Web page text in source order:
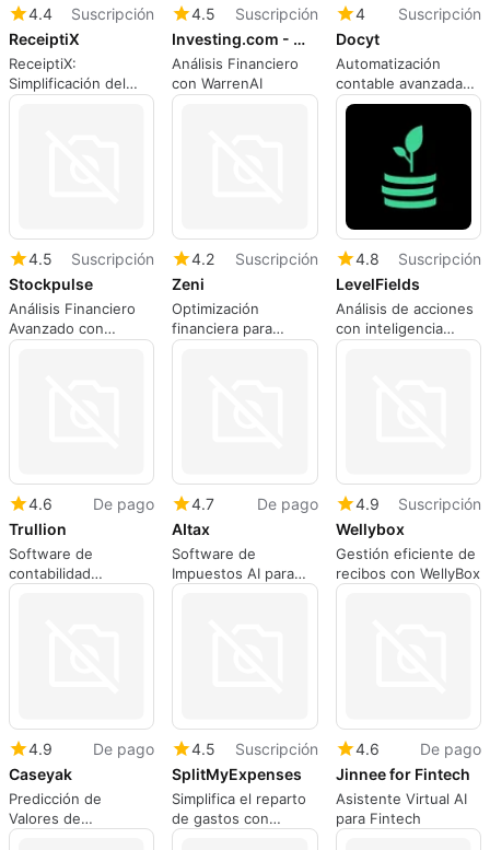
4.4
Suscripción
ReceiptiX
ReceiptiX:
Simplificación del
seguimiento de
4.5
Suscripción
Investing.com - WarrenAI
Análisis Financiero
con WarrenAI
4
Suscripción
Docyt
Automatización
contable avanzada
con Docyt
4.5
Suscripción
Stockpulse
Análisis Financiero
Avanzado con
Stockpulse
4.2
Suscripción
Zeni
Optimización
financiera para
startups con Zeni
4.8
Suscripción
LevelFields
Análisis de acciones
con inteligencia
artificial
4.6
De pago
Trullion
Software de
contabilidad
impulsado por IA
4.7
De pago
AItax
Software de
Impuestos AI para
Pequeñas Empresas
4.9
Suscripción
Wellybox
Gestión eficiente de
recibos con WellyBox
4.9
De pago
Caseyak
Predicción de
Valores de
Demandas por
4.5
Suscripción
SplitMyExpenses
Simplifica el reparto
de gastos con
SplitMyExpenses
4.6
De pago
Jinnee for Fintech
Asistente Virtual AI
para Fintech